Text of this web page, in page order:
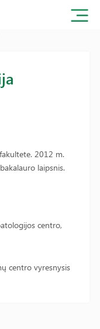
2012 m.
laipsnis.
centro,
centro vyresnysis